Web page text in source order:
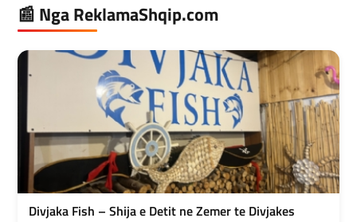
📰 Nga ReklamaShqip.com
Divjaka Fish – Shija e Detit ne Zemer te Divjakes